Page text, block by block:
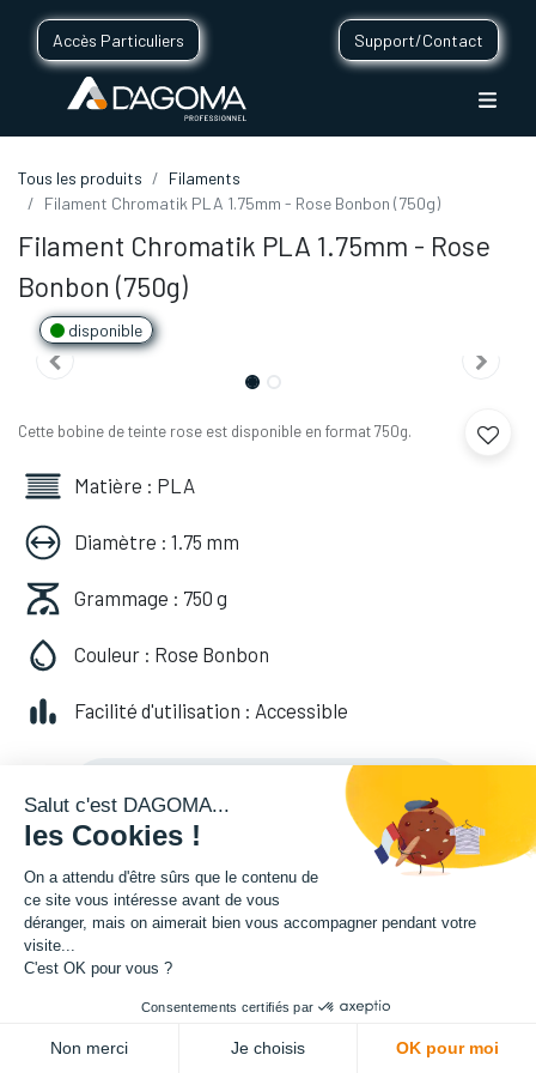
Accès Particuliers Support/Contact
Tous les produits
Filaments
Filament Chromatik PLA 1.75mm - Rose Bonbon (750g)
Filament Chromatik PLA 1.75mm - Rose
Bonbon (750g)
disponible
Cette bobine de teinte rose est disponible en format 750g.
Matière : PLA
Diamètre : 1.75 mm
Grammage : 750 g
Couleur : Rose Bonbon
Facilité d'utilisation : Accessible
20,82€HT
(20,82 TVA comprise)
Salut c'est DAGOMA...
les Cookies !
On a attendu d'être sûrs que le contenu de
ce site vous intéresse avant de vous
déranger, mais on aimerait bien vous accompagner pendant votre
visite...
C'est OK pour vous ?
Consentements certifiés par
Non merci Je choisis OK pour moi